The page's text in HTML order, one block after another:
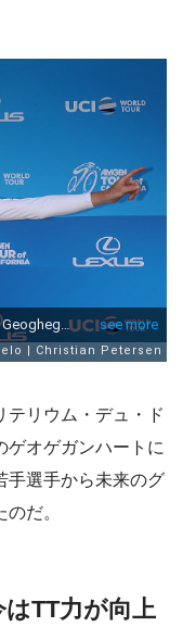
テリウム・デュ・ド
ゲオゲガンハートに
手選手から未来のグ
だ。
TT力が向上